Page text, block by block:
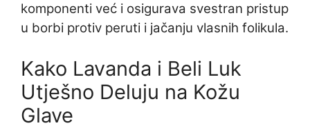
komponenti već i osigurava svestran pristup
u borbi protiv peruti i jačanju vlasnih folikula.
Kako Lavanda i Beli Luk
Utješno Deluju na Kožu
Glave